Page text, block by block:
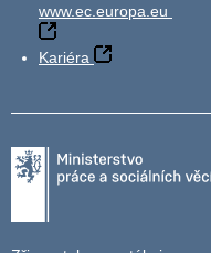
www.ec.europa.eu
Kariéra